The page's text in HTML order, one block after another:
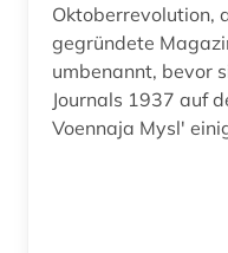
Oktoberrevolution,
gegründete
umbenannt, bevor
Journals 1937 auf
Voennaja Myslʹ